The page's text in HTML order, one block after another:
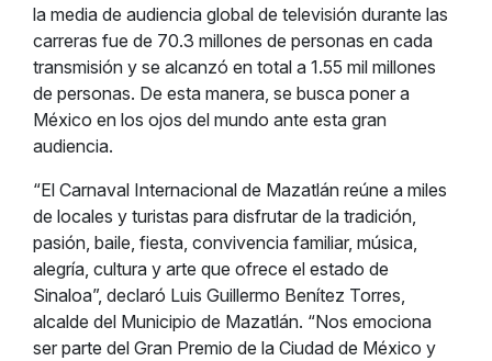
la media de audiencia global de televisión durante las
carreras fue de 70.3 millones de personas en cada
transmisión y se alcanzó en total a 1.55 mil millones
de personas. De esta manera, se busca poner a
México en los ojos del mundo ante esta gran
audiencia.
“El Carnaval Internacional de Mazatlán reúne a miles
de locales y turistas para disfrutar de la tradición,
pasión, baile, fiesta, convivencia familiar, música,
alegría, cultura y arte que ofrece el estado de
Sinaloa”, declaró Luis Guillermo Benítez Torres,
alcalde del Municipio de Mazatlán. “Nos emociona
ser parte del Gran Premio de la Ciudad de México y